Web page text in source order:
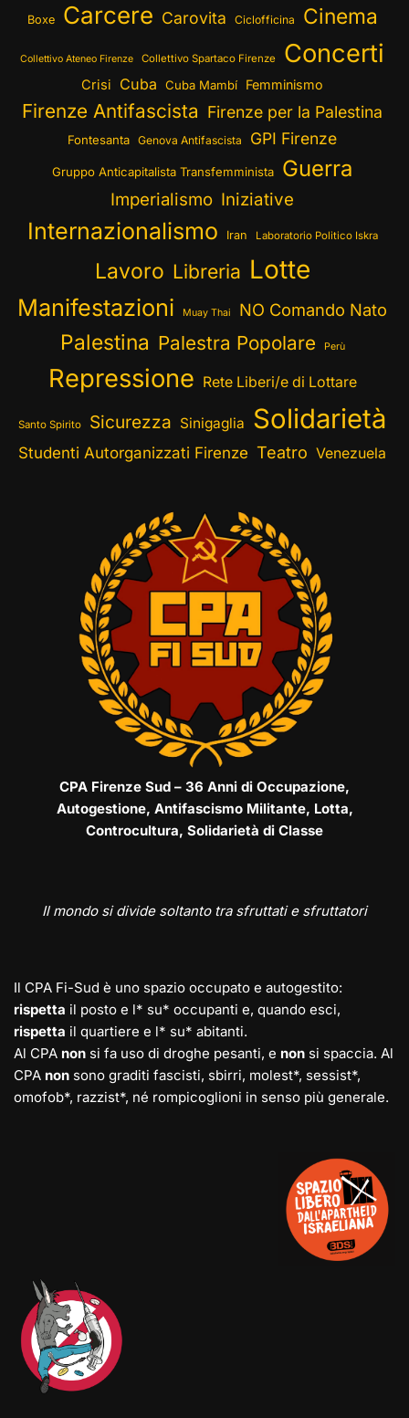
Boxe Carcere Carovita Ciclofficina Cinema
Collettivo Ateneo Firenze Collettivo Spartaco Firenze Concerti
Crisi Cuba Cuba Mambí Femminismo
Firenze Antifascista Firenze per la Palestina
Fontesanta Genova Antifascista GPI Firenze
Gruppo Anticapitalista Transfemminista Guerra
Imperialismo Iniziative
Internazionalismo Iran Laboratorio Politico Iskra
Lavoro Libreria Lotte
Manifestazioni Muay Thai NO Comando Nato
Palestina Palestra Popolare Perù
Repressione Rete Liberi/e di Lottare
Santo Spirito Sicurezza Sinigaglia Solidarietà
Studenti Autorganizzati Firenze Teatro Venezuela
CPA Firenze Sud – 36 Anni di Occupazione,
Autogestione, Antifascismo Militante, Lotta,
Controcultura, Solidarietà di Classe
Il mondo si divide soltanto tra sfruttati e sfruttatori
Il CPA Fi-Sud è uno spazio occupato e autogestito:
rispetta il posto e l* su* occupanti e, quando esci,
rispetta il quartiere e l* su* abitanti.
Al CPA non si fa uso di droghe pesanti, e non si spaccia. Al
CPA non sono graditi fascisti, sbirri, molest*, sessist*,
omofob*, razzist*, né rompicoglioni in senso più generale.